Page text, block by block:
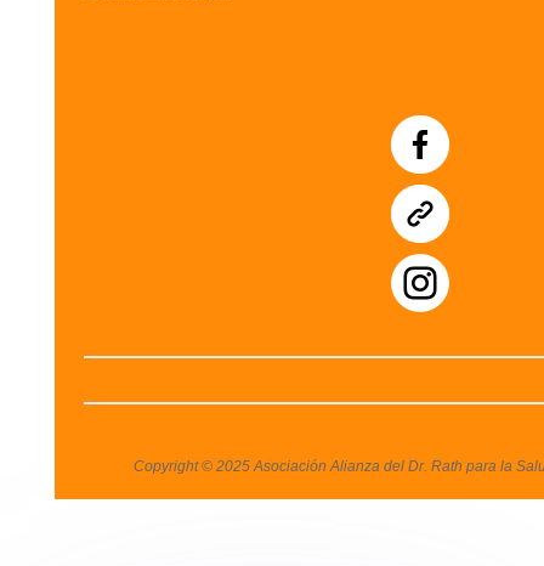
Copyright © 2025 Asociación Alianza del Dr. Rath para la